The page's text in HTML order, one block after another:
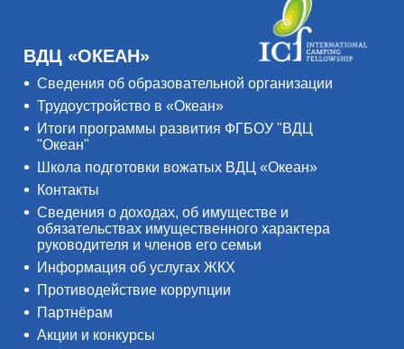
ВДЦ «ОКЕАН»
Сведения об образовательной организации
Трудоустройство в «Океан»
Итоги программы развития ФГБОУ "ВДЦ
"Океан"
Школа подготовки вожатых ВДЦ «Океан»
Контакты
Сведения о доходах, об имуществе и
обязательствах имущественного характера
руководителя и членов его семьи
Информация об услугах ЖКХ
Противодействие коррупции
Партнёрам
Акции и конкурсы